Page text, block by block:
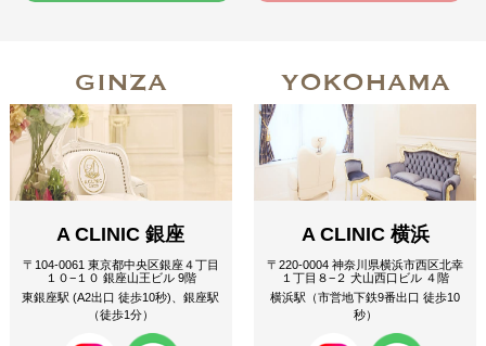
GINZA
A CLINIC 銀座
〒104-0061 東京都中央区銀座４丁目
１０−１０ 銀座山王ビル 9階
東銀座駅 (A2出口 徒歩10秒)、銀座駅
（徒歩1分）
YOKOHAMA
A CLINIC 横浜
〒220-0004 神奈川県横浜市西区北幸
１丁目８−２ 犬山西口ビル ４階
横浜駅（市営地下鉄9番出口 徒歩10
秒）